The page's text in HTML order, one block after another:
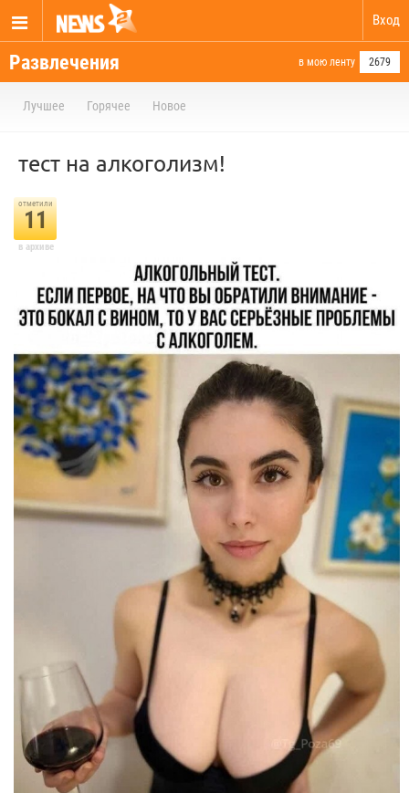
Вход
Развлечения в мою ленту 2679
Лучшее Горячее Новое
тест на алкоголизм!
отметили
11
в архиве